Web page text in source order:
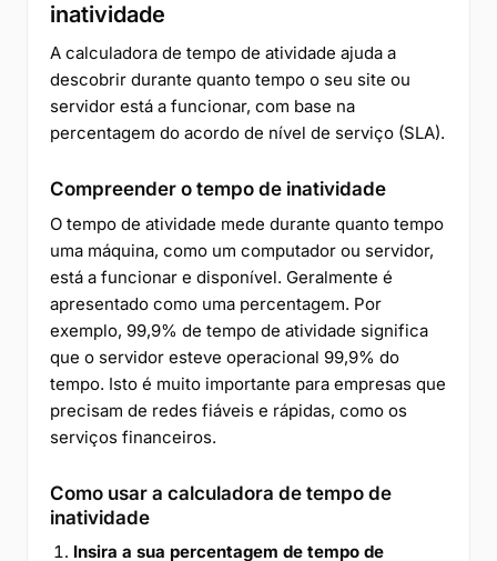
inatividade
A calculadora de tempo de atividade ajuda a
descobrir durante quanto tempo o seu site ou
servidor está a funcionar, com base na
percentagem do acordo de nível de serviço (SLA).
Compreender o tempo de inatividade
O tempo de atividade mede durante quanto tempo
uma máquina, como um computador ou servidor,
está a funcionar e disponível. Geralmente é
apresentado como uma percentagem. Por
exemplo, 99,9% de tempo de atividade significa
que o servidor esteve operacional 99,9% do
tempo. Isto é muito importante para empresas que
precisam de redes fiáveis e rápidas, como os
serviços financeiros.
Como usar a calculadora de tempo de
inatividade
Insira a sua percentagem de tempo de